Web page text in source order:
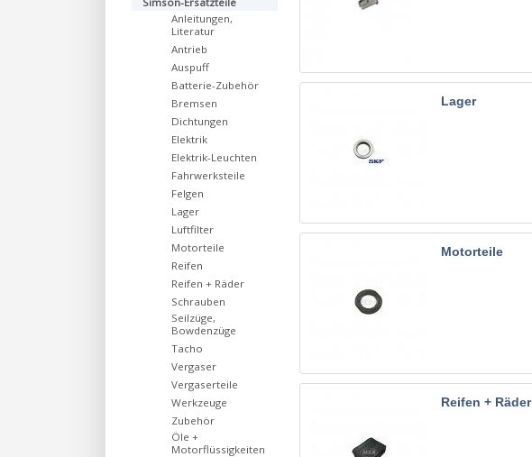
Lager
Motorteile
Reifen + Räder
Anleitungen,
Literatur
Antrieb
Auspuff
Batterie-Zubehör
Bremsen
Dichtungen
Elektrik
Elektrik-Leuchten
Fahrwerksteile
Felgen
Lager
Luftfilter
Motorteile
Reifen
Reifen + Räder
Schrauben
Seilzüge,
Bowdenzüge
Tacho
Vergaser
Vergaserteile
Werkzeuge
Zubehör
Öle +
Motorflüssigkeiten